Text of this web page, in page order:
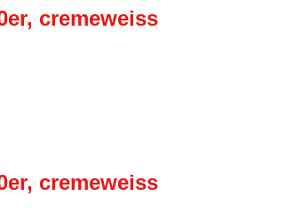
cremeweiss
cremeweiss